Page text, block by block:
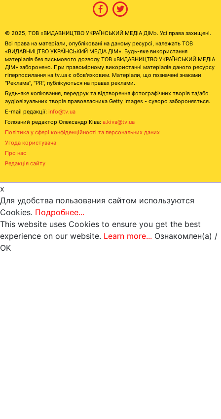
© 2025, ТОВ «ВИДАВНИЦТВО УКРАЇНСЬКИЙ МЕДІА ДІМ». Усі права захищені.
Всі права на матеріали, опубліковані на даному ресурсі, належать ТОВ
«ВИДАВНИЦТВО УКРАЇНСЬКИЙ МЕДІА ДІМ». Будь-яке використання
матеріалів без письмового дозволу ТОВ «ВИДАВНИЦТВО УКРАЇНСЬКИЙ МЕДІА
ДІМ» заборонено. При правомірному використанні матеріалів даного ресурсу
гіперпосилання на tv.ua є обов'язковим. Матеріали, що позначені знаками
"Реклама", "PR", публікуються на правах реклами.
Будь-яке копіювання, передрук та відтворення фотографічних творів та/або
аудіовізуальних творів правовласника Getty Images - суворо забороняється.
E-mail редакції: info@tv.ua
Головний редактор Олександр Ківа: a.kiva@tv.ua
Політика у сфері конфіденційності та персональних даних
Угода користувача
Про нас
Редакція сайту
x
Для удобства пользования сайтом используются
Cookies. Подробнее...
This website uses Cookies to ensure you get the best
experience on our website. Learn more... Ознакомлен(а) /
OK